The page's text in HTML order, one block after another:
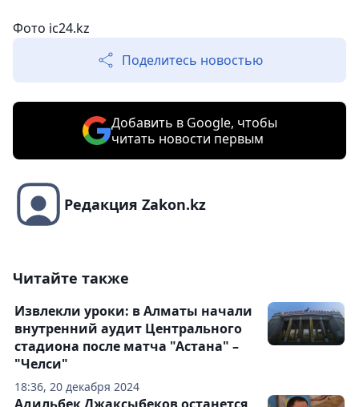
Фото ic24.kz
Поделитесь новостью
Добавить в Google, чтобы
читать новости первым
Редакция Zakon.kz
Читайте также
18:36, 20 декабря 2024
Извлекли уроки: в Алматы начали
внутренний аудит Центрального
стадиона после матча "Астана" –
"Челси"